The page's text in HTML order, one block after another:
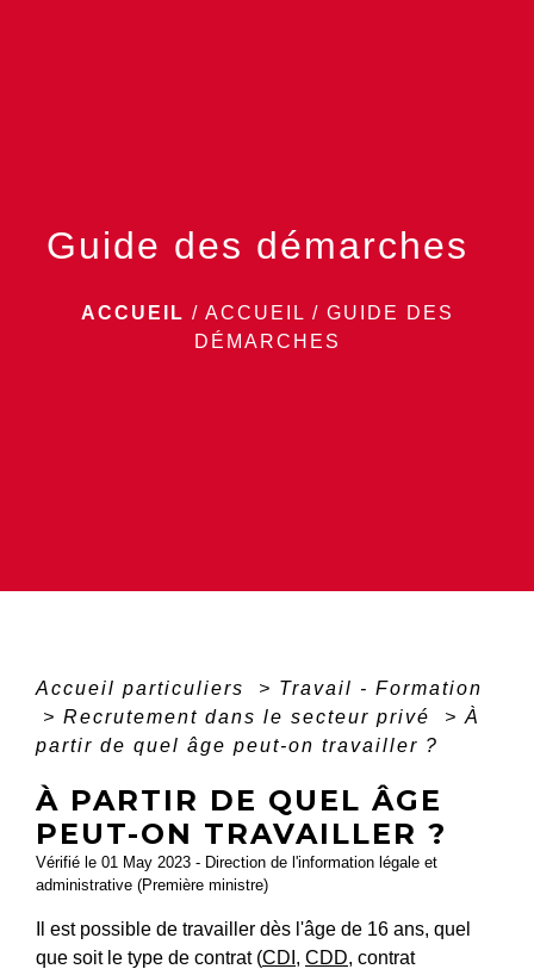
Guide des démarches
ACCUEIL / ACCUEIL / GUIDE DES
DÉMARCHES
Accueil particuliers > Travail - Formation
> Recrutement dans le secteur privé > À
partir de quel âge peut-on travailler ?
À PARTIR DE QUEL ÂGE
PEUT-ON TRAVAILLER ?
Vérifié le 01 May 2023 - Direction de l'information légale et
administrative (Première ministre)
Il est possible de travailler dès l'âge de 16 ans, quel
que soit le type de contrat (CDI , CDD, contrat